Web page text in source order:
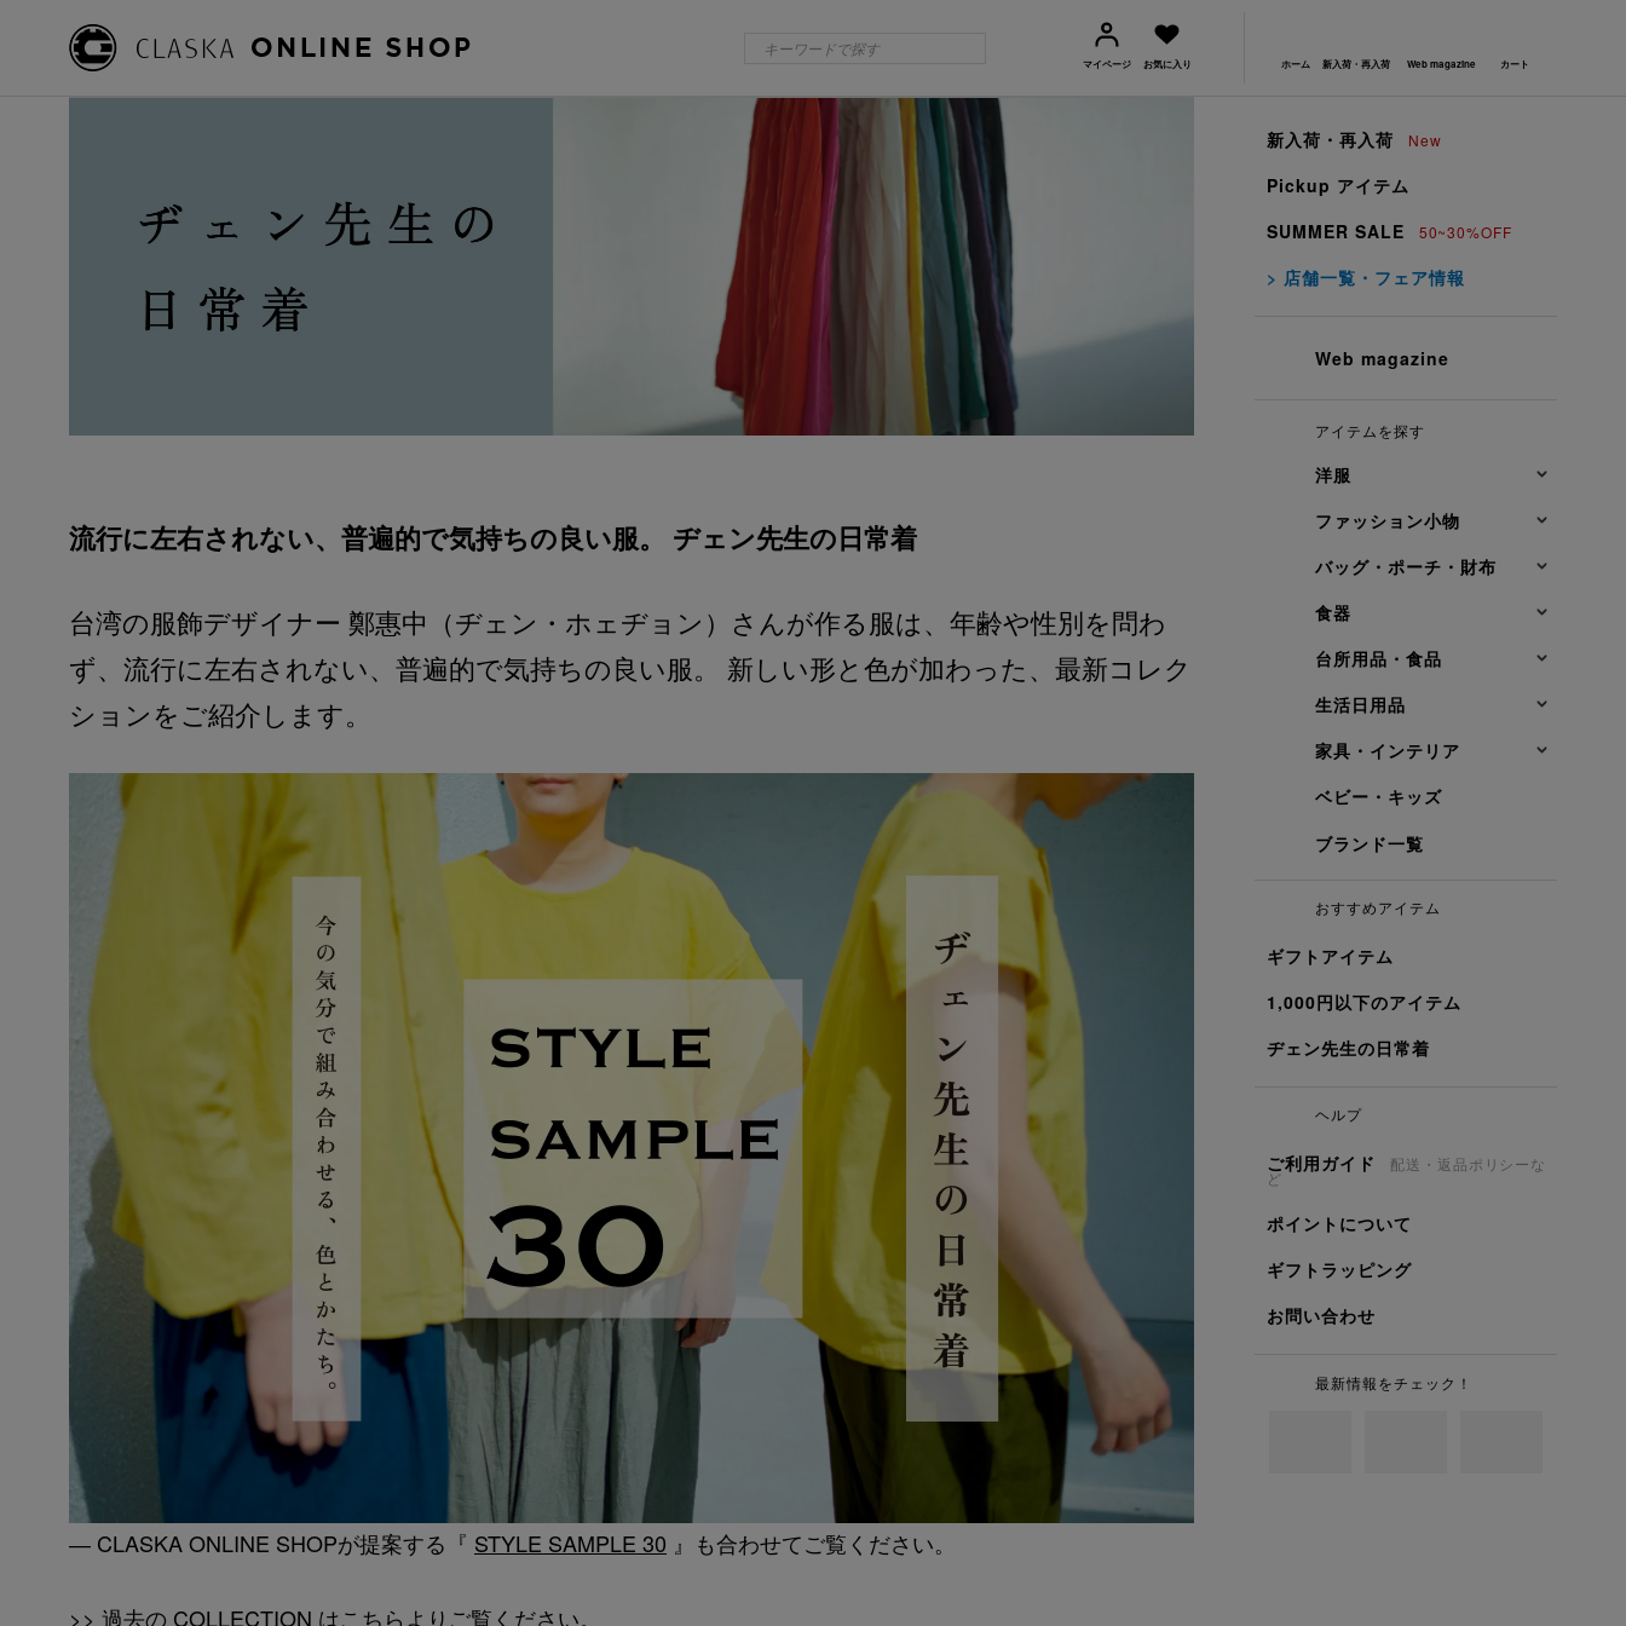
マイページ お気に入り ホーム 新入荷・再入荷 Web magazine カート
新入荷・再入荷 New
Pickup アイテム
SUMMER SALE
50~30%OFF
> 店舗一覧・フェア情報
Web magazine
アイテムを探す
洋服
ファッション小物
バッグ・ポーチ・財布
食器
台所用品・食品
生活日用品
家具・インテリア
ベビー・キッズ
ブランド一覧
おすすめアイテム
ギフトアイテム
1,000円以下のアイテム
ヂェン先生の日常着
ヘルプ
ご利用ガイド 配送・返品ポリシーな
ど
ポイントについて
ギフトラッピング
お問い合わせ
最新情報をチェック！
流行に左右されない、普遍的で気持ちの良い服。 ヂェン先生の日常着
台湾の服飾デザイナー 鄭惠中（ヂェン・ホェヂョン）さんが作る服は、年齢や性別を問わ
ず、流行に左右されない、普遍的で気持ちの良い服。 新しい形と色が加わった、最新コレク
ションをご紹介します。
― CLASKA ONLINE SHOPが提案する『 STYLE SAMPLE 30 』も合わせてご覧ください。
>> 過去の COLLECTION はこちらよりご覧ください。